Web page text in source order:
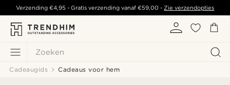
Zoeken
Verzending €4,95 - Gratis verzending vanaf€59,00 -Zie verzendopties
Cadeaugids Cadeaus voor hem